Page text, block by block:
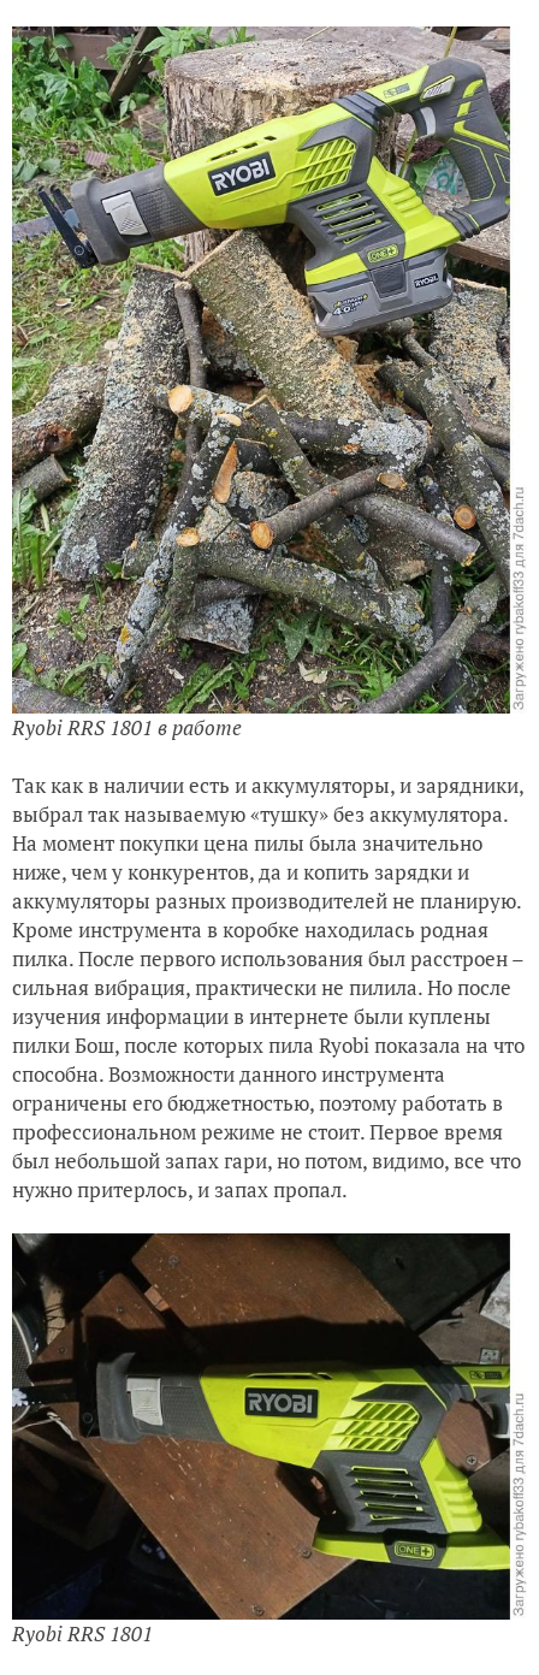
Ryobi RRS 1801 в работе
Так как в наличии есть и аккумуляторы, и зарядники,
выбрал так называемую «тушку» без аккумулятора.
На момент покупки цена пилы была значительно
ниже, чем у конкурентов, да и копить зарядки и
аккумуляторы разных производителей не планирую.
Кроме инструмента в коробке находилась родная
пилка. После первого использования был расстроен –
сильная вибрация, практически не пилила. Но после
изучения информации в интернете были куплены
пилки Бош, после которых пила Ryobi показала на что
способна. Возможности данного инструмента
ограничены его бюджетностью, поэтому работать в
профессиональном режиме не стоит. Первое время
был небольшой запах гари, но потом, видимо, все что
нужно притерлось, и запах пропал.
Ryobi RRS 1801